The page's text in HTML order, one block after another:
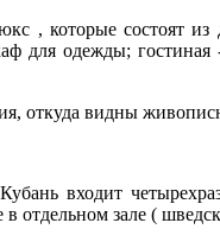
, которые состоят
для одежды; гостиная
откуда видны
входит
отдельном зале (